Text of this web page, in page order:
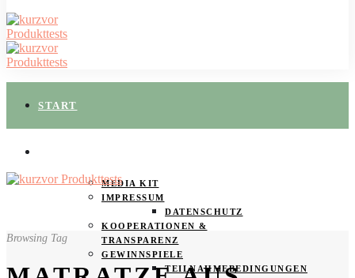
START
MEDIA KIT
IMPRESSUM
DATENSCHUTZ
KOOPERATIONEN &
TRANSPARENZ
GEWINNSPIELE
TEILNAHMEBEDINGUNGEN
Browsing Tag